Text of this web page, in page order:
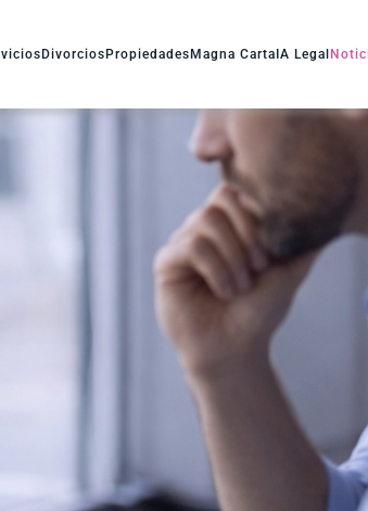
Divorcios Propiedades Magna Carta IA Legal